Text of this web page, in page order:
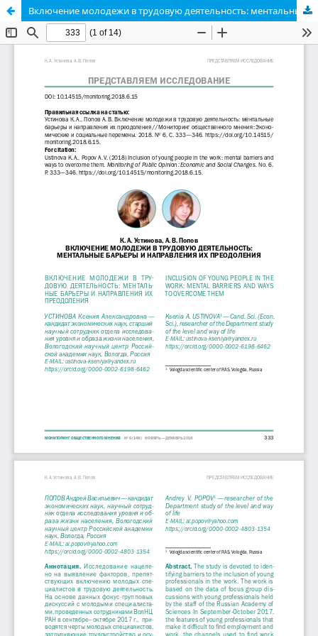
Включение молодежи в трудовую деятельность: ментальные барьеры и направления их преодоления